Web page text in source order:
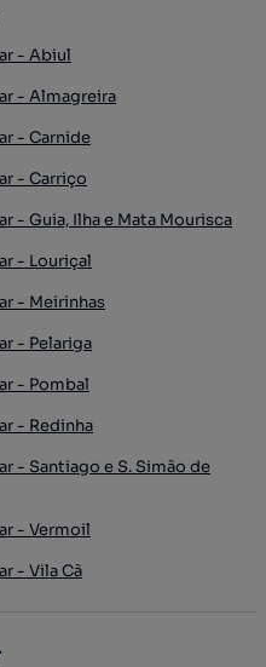
- Abiul
- Almagreira
- Carnide
- Carriço
- Guia, Ilha e Mata Mourisca
- Louriçal
- Meirinhas
- Pelariga
- Pombal
- Redinha
- Santiago e S. Simão de
- Vermoil
- Vila Cã